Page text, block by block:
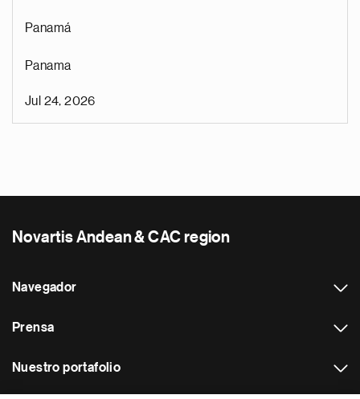
Panamá
Panama
Jul 24, 2026
Novartis Andean & CAC region
Navegador
Prensa
Nuestro portafolio